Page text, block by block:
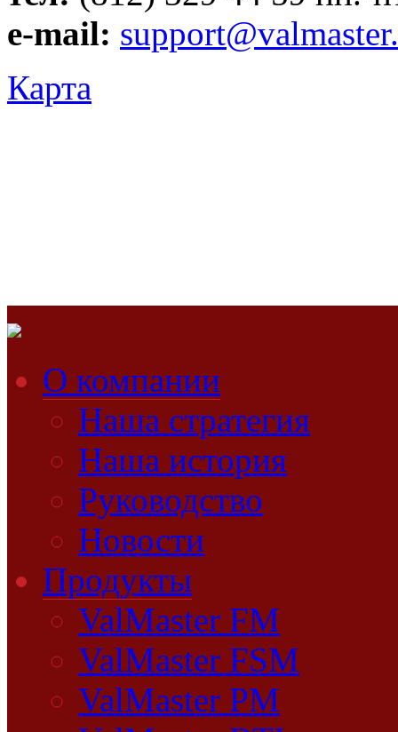
e-mail:
Карта
О компании
Наша стратегия
Наша история
Руководство
Новости
Продукты
ValMaster FM
ValMaster FSM
ValMaster PM